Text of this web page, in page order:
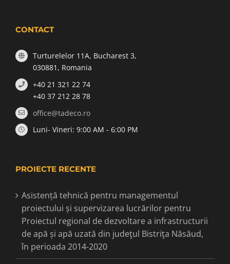
CONTACT
Turturelelor 11A, Bucharest 3,
030881, Romania
+40 21 321 22 74
+40 37 212 28 78
office@tadeco.ro
Luni- Vineri: 9:00 AM - 6:00 PM
PROIECTE RECENTE
Asistență tehnică pentru managementul
proiectului și supervizarea lucrărilor pentru
Proiectul regional de dezvoltare a infrastructurii
de apă și apă uzată din judeţul Bistriţa Năsăud,
în perioada 2014-2020